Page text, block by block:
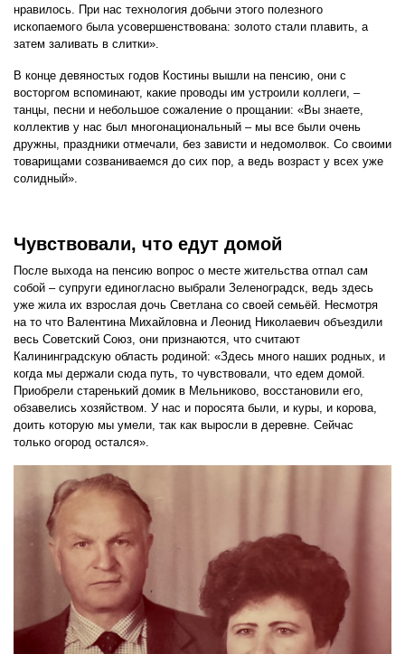
нравилось. При нас технология добычи этого полезного
ископаемого была усовершенствована: золото стали плавить, а
затем заливать в слитки».
В конце девяностых годов Костины вышли на пенсию, они с
восторгом вспоминают, какие проводы им устроили коллеги, –
танцы, песни и небольшое сожаление о прощании: «Вы знаете,
коллектив у нас был многонациональный – мы все были очень
дружны, праздники отмечали, без зависти и недомолвок. Со своими
товарищами созваниваемся до сих пор, а ведь возраст у всех уже
солидный».
Чувствовали, что едут домой
После выхода на пенсию вопрос о месте жительства отпал сам
собой – супруги единогласно выбрали Зеленоградск, ведь здесь
уже жила их взрослая дочь Светлана со своей семьёй. Несмотря
на то что Валентина Михайловна и Леонид Николаевич объездили
весь Советский Союз, они признаются, что считают
Калининградскую область родиной: «Здесь много наших родных, и
когда мы держали сюда путь, то чувствовали, что едем домой.
Приобрели старенький домик в Мельниково, восстановили его,
обзавелись хозяйством. У нас и поросята были, и куры, и корова,
доить которую мы умели, так как выросли в деревне. Сейчас
только огород остался».